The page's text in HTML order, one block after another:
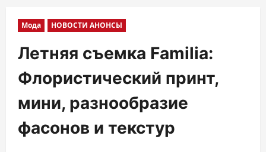
Мода НОВОСТИ АНОНСЫ
Летняя съемка Familia:
Флористический принт,
мини, разнообразие
фасонов и текстур